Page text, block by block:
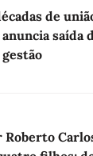
de
saída
Roberto